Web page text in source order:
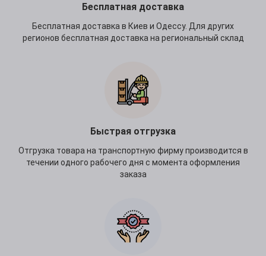
Бесплатная доставка
Бесплатная доставка в Киев и Одессу. Для других
регионов бесплатная доставка на региональный склад
Быстрая отгрузка
Отгрузка товара на транспортную фирму производится в
течении одного рабочего дня с момента оформления
заказа